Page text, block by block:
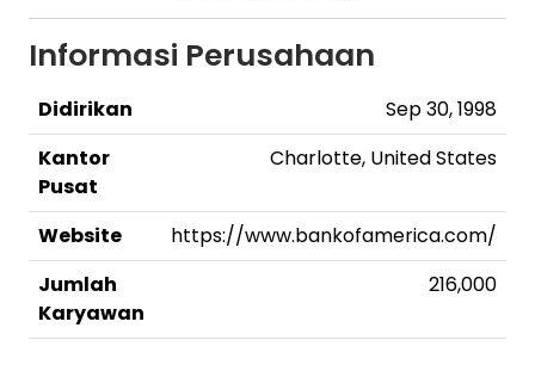
Informasi Perusahaan
Didirikan
Sep 30, 1998
Kantor
Pusat
Charlotte, United States
Website
https://www.bankofamerica.com/
Jumlah
Karyawan
216,000